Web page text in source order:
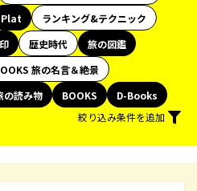
Plat
ランキング&テクニック
歴史時代
旅の図鑑
旅の名言＆絶景
の読み物 BOOKS
D-Books
絞り込み条件を追加